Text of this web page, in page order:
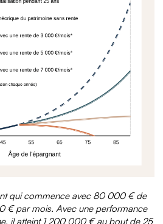
qui commence avec 80 000 € de
€ par mois. Avec une performance
il atteint 1 200 000 € au bout de 25